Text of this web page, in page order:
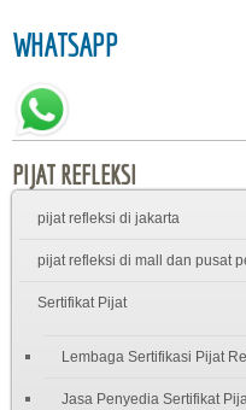
WHATSAPP
PIJAT REFLEKSI
pijat refleksi di jakarta
pijat refleksi di mall dan pusat
Sertifikat Pijat
Lembaga Sertifikasi Pijat
Jasa Penyedia Sertifikat